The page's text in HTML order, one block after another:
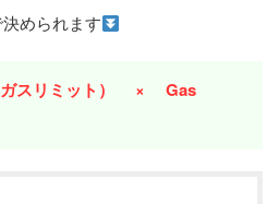
められます
スリミット） × Gas